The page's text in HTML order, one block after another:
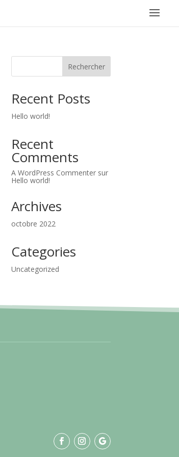
Rechercher
Recent Posts
Hello world!
Recent
Comments
A WordPress Commenter sur
Hello world!
Archives
octobre 2022
Categories
Uncategorized